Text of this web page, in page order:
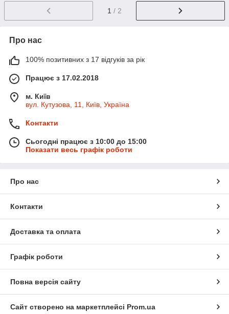
1 / 2
Про нас
100% позитивних з 17 відгуків за рік
Працює з 17.02.2018
м. Київ
вул. Кутузова, 11, Київ, Україна
Контакти
Сьогодні працює з 10:00 до 15:00
Показати весь графік роботи
Про нас
Контакти
Доставка та оплата
Графік роботи
Повна версія сайту
Сайт створено на маркетплейсі Prom.ua